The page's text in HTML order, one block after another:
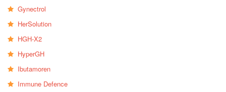
Gynectrol
HerSolution
HGH-X2
HyperGH
Ibutamoren
Immune Defence